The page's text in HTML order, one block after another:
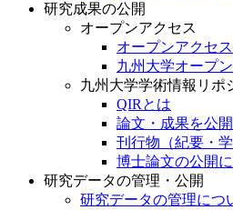
研究成果の公開
オープンアクセス
オープンアクセ
九州大学オープ
九州大学学術情報リポ
QIRとは
論文・成果を公
刊行物（紀要・
博士論文の公開
研究データの管理・公開
研究データの管理につ